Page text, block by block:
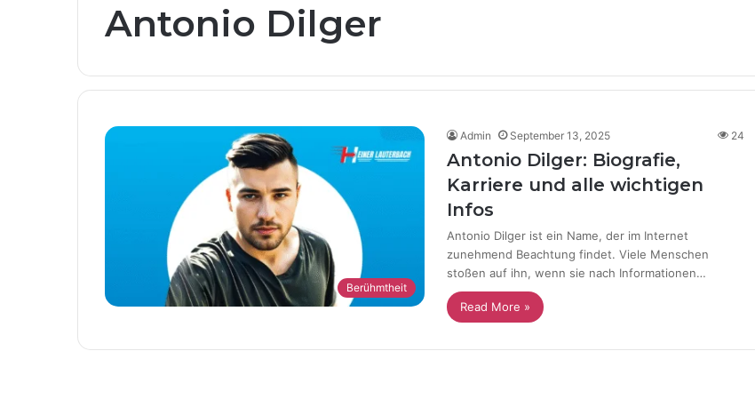
Antonio Dilger
Berühmtheit
Admin September 13, 2025 24
Antonio Dilger: Biografie,
Karriere und alle wichtigen
Infos
Antonio Dilger ist ein Name, der im Internet
zunehmend Beachtung findet. Viele Menschen
stoßen auf ihn, wenn sie nach Informationen…
Read More »